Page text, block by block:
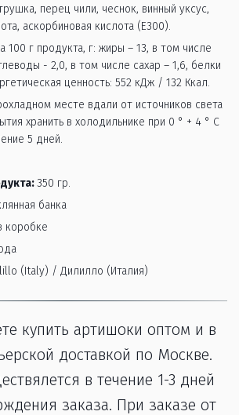
перец чили, чеснок, винный уксус,
аскорбиновая кислота (E300).
100 г продукта, г: жиры – 13, в том числе
- 2,0, в том числе сахар – 1,6, белки
ценность: 552 кДж / 132 Ккал.
месте вдали от источников света
хранить в холодильнике при 0 ° + 4 ° C
5 дней.
350 гр.
банка
коробке
(Italy) / Дилилло (Италия)
купить артишоки оптом и в
доставкой по Москве.
в течение 1-3 дней
заказа. При заказе от